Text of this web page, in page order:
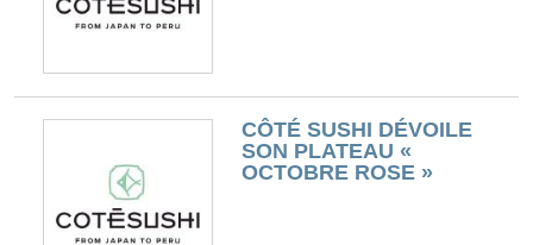
CÔTÉ SUSHI DÉVOILE
SON PLATEAU «
OCTOBRE ROSE »